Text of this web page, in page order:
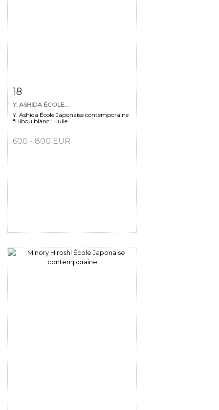
Fiche détaillée
18
Y. ASHIDA ÉCOLE...
Y. Ashida École Japonaise contemporaine
"Hibou blanc" Huile...
600 - 800 EUR